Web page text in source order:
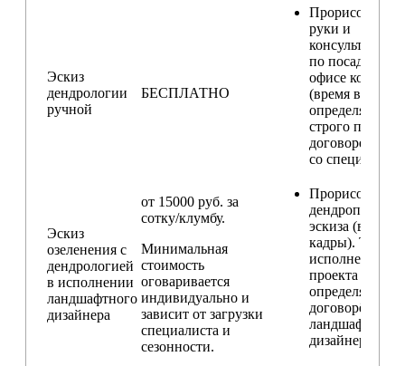
Эскиз
дендрологии
ручной
БЕСПЛАТНО
Прорисовка от
руки и
по посадкам в
офисе
(время встречи
определяется
строго по
со
Эскиз
озеленения с
дендрологией
в исполнении
ландшафтного
дизайнера
от 15000 руб. за
сотку/клумбу.
Минимальная
стоимость
оговаривается
индивидуально и
зависит от загрузки
специалиста и
сезонности.
Прорисовка
дендроплана и
эскиза
кадры).
исполнения
проекта
определяется
ландшафтным
дизайнером